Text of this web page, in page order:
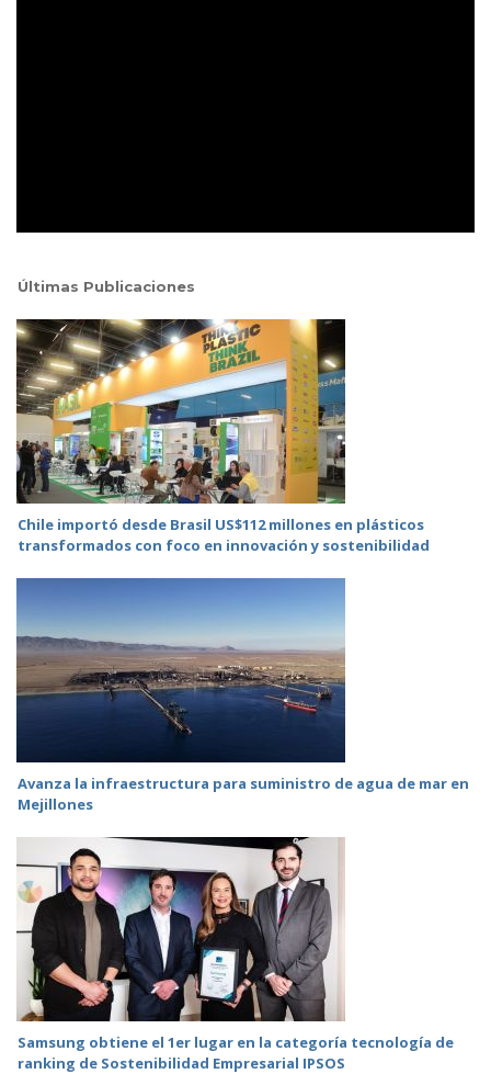
Últimas Publicaciones
Chile importó desde Brasil US$112 millones en plásticos
transformados con foco en innovación y sostenibilidad
Avanza la infraestructura para suministro de agua de mar en
Mejillones
Samsung obtiene el 1er lugar en la categoría tecnología de
ranking de Sostenibilidad Empresarial IPSOS